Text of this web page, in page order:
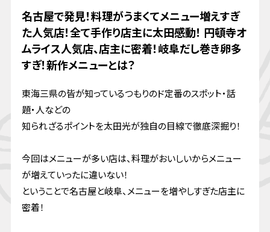
名古屋で発見！料理がうまくてメニュー増えすぎ
た人気店！全て手作り店主に太田感動！ 円頓寺オ
ムライス人気店、店主に密着！岐阜だし巻き卵多
すぎ！新作メニューとは？
東海三県の皆が知っているつもりのド定番のスポット・話
題・人などの
知られざるポイントを太田光が独自の目線で徹底深掘り！
今回はメニューが多い店は、料理がおいしいからメニュー
が増えていったに違いない！
ということで名古屋と岐阜、メニューを増やしすぎた店主に
密着！